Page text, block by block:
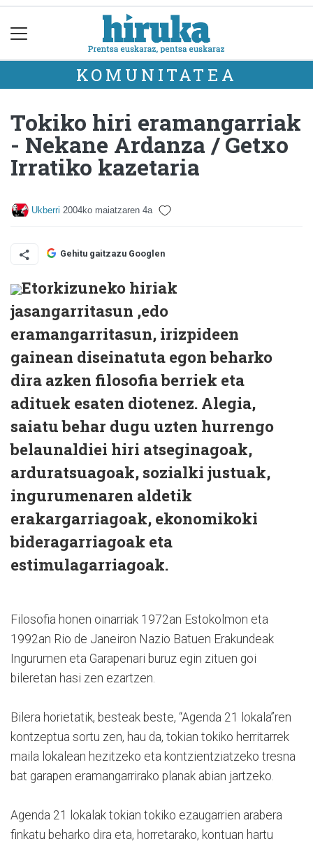
KOMUNITATEA
Tokiko hiri eramangarriak
- Nekane Ardanza / Getxo
Irratiko kazetaria
Ukberri 2004ko maiatzaren 4a
Gehitu gaitzazu Googlen
Etorkizuneko hiriak
jasangarritasun ,edo
eramangarritasun, irizpideen
gainean diseinatuta egon beharko
dira azken filosofia berriek eta
adituek esaten diotenez. Alegia,
saiatu behar dugu uzten hurrengo
belaunaldiei hiri atseginagoak,
arduratsuagoak, sozialki justuak,
ingurumenaren aldetik
erakargarriagoak, ekonomikoki
bideragarriagoak eta
estimulagarriagoak.
Filosofia honen oinarriak 1972an Estokolmon eta
1992an Rio de Janeiron Nazio Batuen Erakundeak
Ingurumen eta Garapenari buruz egin zituen goi
bileretan hasi zen ezartzen.
Bilera horietatik, besteak beste, “Agenda 21 lokala”ren
kontzeptua sortu zen, hau da, tokian tokiko herritarrek
maila lokalean hezitzeko eta kontzientziatzeko tresna
bat garapen eramangarrirako planak abian jartzeko.
Agenda 21 lokalak tokian tokiko ezaugarrien arabera
finkatu beharko dira eta, horretarako, kontuan hartu